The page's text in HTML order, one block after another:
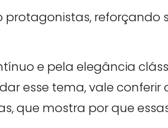
protagonistas, reforçando
e pela elegância
esse tema, vale
que mostra por que